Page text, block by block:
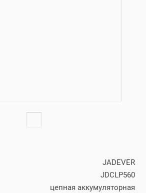
JADEVER
JDCLP560
цепная аккумуляторная